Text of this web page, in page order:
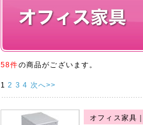
58件の商品がございます。
1 2 3 4 次へ>>
オフィス家具